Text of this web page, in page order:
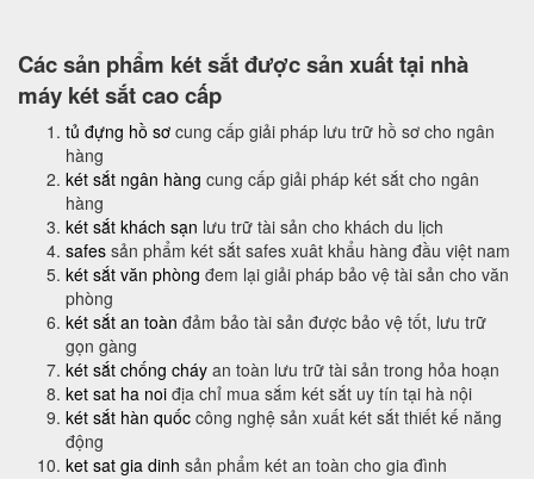
Các sản phẩm két sắt được sản xuất tại nhà
máy két sắt cao cấp
tủ đựng hồ sơ cung cấp giải pháp lưu trữ hồ sơ cho ngân
hàng
két sắt ngân hàng cung cấp giải pháp két sắt cho ngân
hàng
két sắt khách sạn lưu trữ tài sản cho khách du lịch
safes sản phẩm két sắt safes xuât khẩu hàng đầu việt nam
két sắt văn phòng đem lại giải pháp bảo vệ tài sản cho văn
phòng
két sắt an toàn đảm bảo tài sản được bảo vệ tốt, lưu trữ
gọn gàng
két sắt chống cháy an toàn lưu trữ tài sản trong hỏa hoạn
ket sat ha noi địa chỉ mua sắm két sắt uy tín tại hà nội
két sắt hàn quốc công nghệ sản xuất két sắt thiết kế năng
động
ket sat gia dinh sản phẩm két an toàn cho gia đình